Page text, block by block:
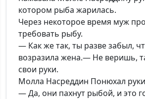
котором рыба жарилась.
Через некоторое время муж
требовать рыбу.
— Как же так, ты разве забыл,
возразила жена.— Не веришь,
свои руки.
Молла Насреддин Понюхал
— Да, они пахнут рыбой, и это